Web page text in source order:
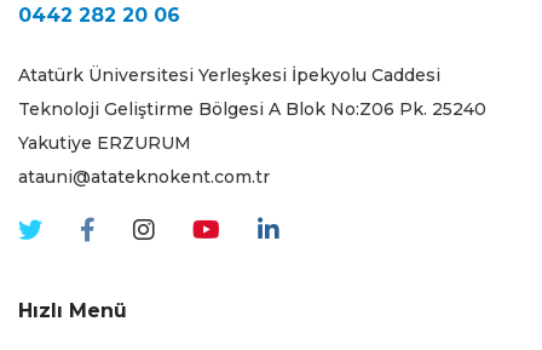
0442 282 20 06
Atatürk Üniversitesi Yerleşkesi İpekyolu Caddesi
Teknoloji Geliştirme Bölgesi A Blok No:Z06 Pk. 25240
Yakutiye ERZURUM
atauni@atateknokent.com.tr
Hızlı Menü